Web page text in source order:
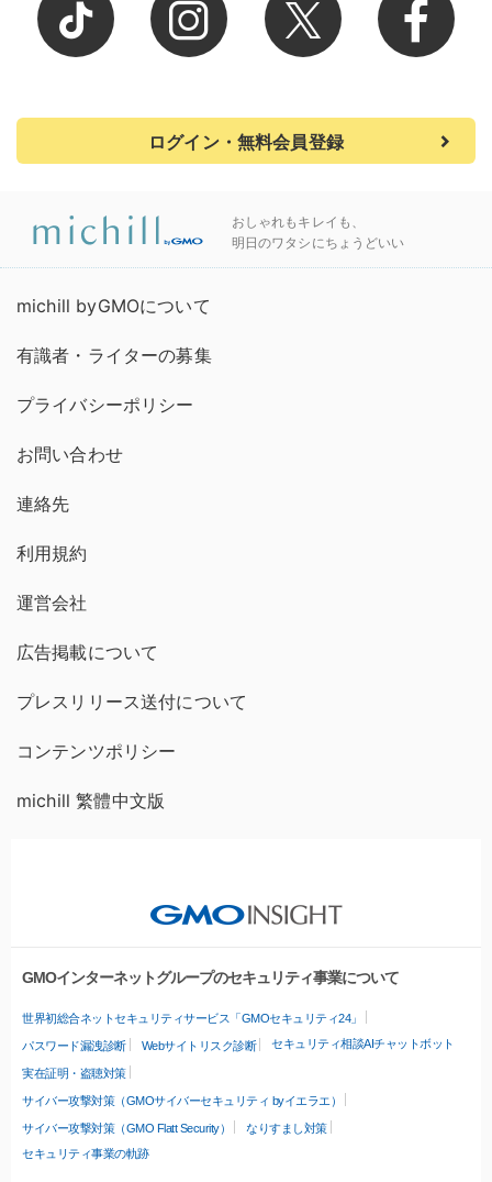
ログイン・無料会員登録
おしゃれもキレイも、
明日のワタシにちょうどいい
michill byGMOについて
有識者・ライターの募集
プライバシーポリシー
お問い合わせ
連絡先
利用規約
運営会社
広告掲載について
プレスリリース送付について
コンテンツポリシー
michill 繁體中文版
GMOインターネットグループのセキュリティ事業について
世界初総合ネットセキュリティサービス「GMOセキュリティ24」
パスワード漏洩診断 Webサイトリスク診断 セキュリティ相談AIチャットボット
実在証明・盗聴対策
サイバー攻撃対策（GMOサイバーセキュリティ byイエラエ）
サイバー攻撃対策（GMO Flatt Security）
なりすまし対策
セキュリティ事業の軌跡